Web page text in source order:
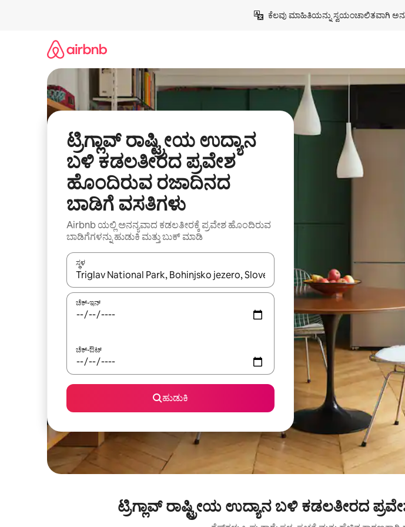
ಕೆಲವು ಮಾಹಿತಿಯನ್ನು ಸ್ವಯಂಚಾಲಿತವಾಗಿ
ಟ್ರಿಗ್ಲಾವ್ ರಾಷ್ಟ್ರೀಯ ಉದ್ಯಾನ
ಬಳಿ ಕಡಲತೀರದ ಪ್ರವೇಶ
ಹೊಂದಿರುವ ರಜಾದಿನದ
ಬಾಡಿಗೆ ವಸತಿಗಳು
Airbnb ಯಲ್ಲಿ ಅನನ್ಯವಾದ ಕಡಲತೀರಕ್ಕೆ ಪ್ರವೇಶ ಹೊಂದಿರುವ
ಬಾಡಿಗೆಗಳನ್ನು ಹುಡುಕಿ ಮತ್ತು ಬುಕ್ ಮಾಡಿ
ಸ್ಥಳ
ಫಲಿತಾಂಶಗಳು ಲಭ್ಯವಿರುವಾಗ, ಅಪ್ ಮತ್ತು ಡೌನ್ ಬಾಣದ ಕೀಲಿಗಳೊಂದಿಗೆ ನ್ಯಾವಿಗೇಟ್ ಮಾಡಿ ಅಥವಾ ಸ್ಪರ್ಶ
ಚೆಕ್-ಇನ್
ಚೆಕ್-ಔಟ್
ಹುಡುಕಿ
ಟ್ರಿಗ್ಲಾವ್ ರಾಷ್ಟ್ರೀಯ ಉದ್ಯಾನ ಬಳಿ ಕಡಲತೀರದ